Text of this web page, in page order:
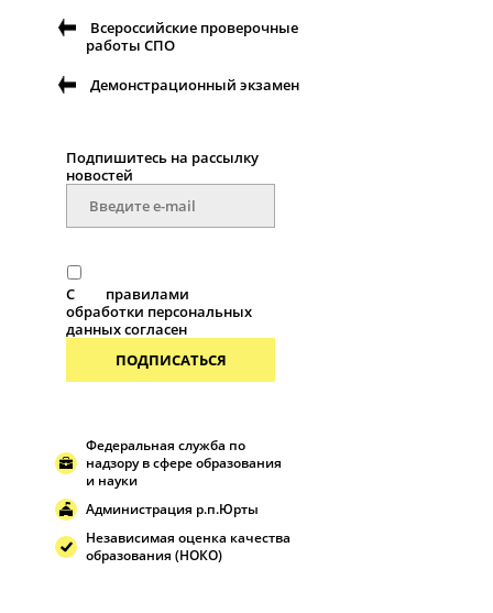
Всероссийские проверочные
работы СПО
Демонстрационный экзамен
Подпишитесь на рассылку
новостей
С
правилами
обработки персональных
данных согласен
ПОДПИСАТЬСЯ
Федеральная служба по
надзору в сфере образования
и науки
Администрация р.п.Юрты
Независимая оценка качества
образования (НОКО)